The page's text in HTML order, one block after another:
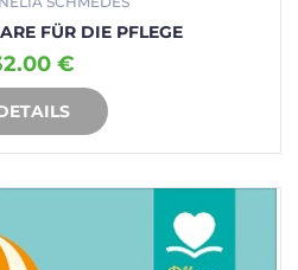
FÜR DIE PFLEGE
€
WARENKORB